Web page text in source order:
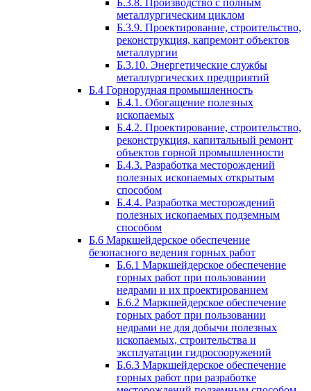
Б.3.8. Производство с полным
металлургическим циклом
Б.3.9. Проектирование, строительство,
реконструкция, капремонт объектов
металлургии
Б.3.10. Энергетические службы
металлургических предприятий
Б.4 Горнорудная промышленность
Б.4.1. Обогащение полезных
ископаемых
Б.4.2. Проектирование, строительство,
реконструкция, капитальный ремонт
объектов горной промышленности
Б.4.3. Разработка месторождений
полезных ископаемых открытым
способом
Б.4.4. Разработка месторождений
полезных ископаемых подземным
способом
Б.6 Маркшейдерское обеспечение
безопасного ведения горных работ
Б.6.1 Маркшейдерское обеспечение
горных работ при пользовании
недрами и их проектированием
Б.6.2 Маркшейдерское обеспечение
горных работ при пользовании
недрами не для добычи полезных
ископаемых, строительства и
эксплуатации гидросооружений
Б.6.3 Маркшейдерское обеспечение
горных работ при разработке